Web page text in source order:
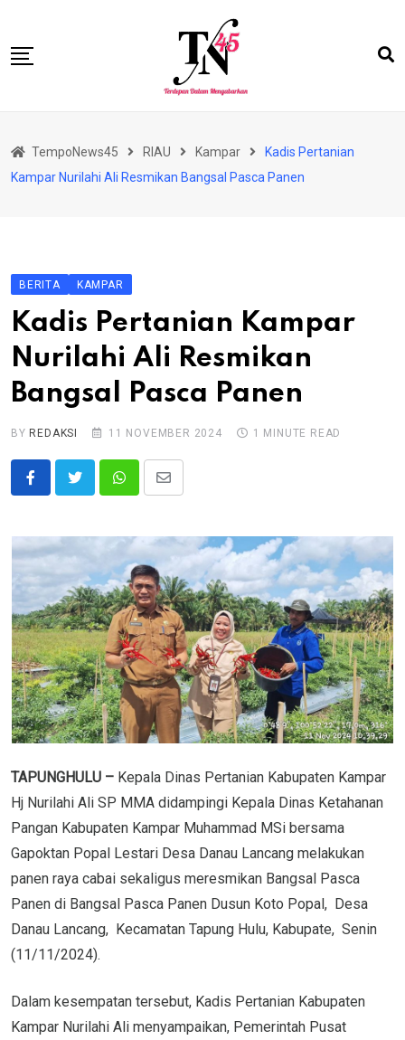
content
BISNIS
RIAU
PERISTIWA
OLAHRAGA
PENDIDIKAN
TempoNews45 RIAU Kampar
Kadis Pertanian
Kampar Nurilahi Ali Resmikan Bangsal Pasca Panen
BERITA KAMPAR
Kadis Pertanian Kampar
Nurilahi Ali Resmikan
Bangsal Pasca Panen
BY REDAKSI 11 NOVEMBER 2024 1 MINUTE READ
WhatsappShare
Email
TAPUNGHULU – Kepala Dinas Pertanian Kabupaten Kampar
Hj Nurilahi Ali SP MMA didampingi Kepala Dinas Ketahanan
Pangan Kabupaten Kampar Muhammad MSi bersama
Gapoktan Popal Lestari Desa Danau Lancang melakukan
panen raya cabai sekaligus meresmikan Bangsal Pasca
Panen di Bangsal Pasca Panen Dusun Koto Popal, Desa
Danau Lancang, Kecamatan Tapung Hulu, Kabupate, Senin
(11/11/2024).
Dalam kesempatan tersebut, Kadis Pertanian Kabupaten
Kampar Nurilahi Ali menyampaikan, Pemerintah Pusat